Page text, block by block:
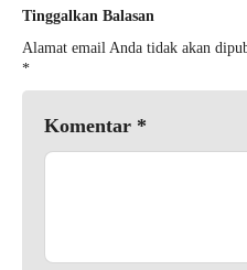
Tinggalkan Balasan
Alamat email Anda tidak akan
*
Komentar *